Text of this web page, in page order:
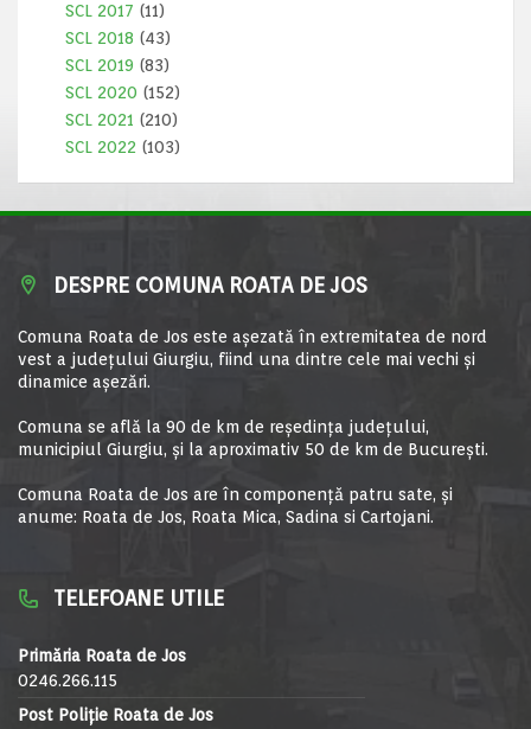
SCL 2017 (11)
SCL 2018 (43)
SCL 2019 (83)
SCL 2020 (152)
SCL 2021 (210)
SCL 2022 (103)
DESPRE COMUNA ROATA DE JOS
Comuna Roata de Jos este aşezată în extremitatea de nord
vest a judeţului Giurgiu, fiind una dintre cele mai vechi şi
dinamice aşezări.
Comuna se află la 90 de km de reşedinţa judeţului,
municipiul Giurgiu, şi la aproximativ 50 de km de Bucureşti.
Comuna Roata de Jos are în componență patru sate, și
anume: Roata de Jos, Roata Mica, Sadina si Cartojani.
TELEFOANE UTILE
Primăria Roata de Jos
0246.266.115
Post Poliție Roata de Jos